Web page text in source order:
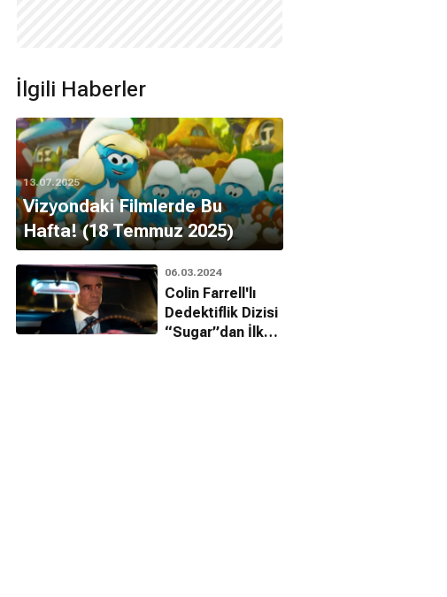
İlgili Haberler
13.07.2025
Vizyondaki Filmlerde Bu
Hafta! (18 Temmuz 2025)
06.03.2024
Colin Farrell'lı
Dedektiflik Dizisi
“Sugar”dan İlk